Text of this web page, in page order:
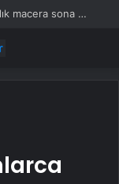
Arka Sokaklar ekranlara veda etti: 20 yıllık macera sona erdi